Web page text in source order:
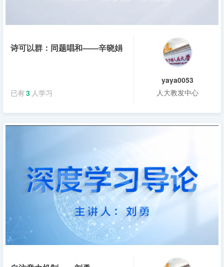
诗可以群：同题唱和——辛晓娟
已有3 人学习
yaya0053
人大教发中心